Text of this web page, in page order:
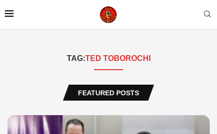
TAG:TED TOBOROCHI
FEATURED POSTS